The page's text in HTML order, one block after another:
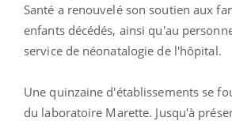
Santé a renouvelé son soutien aux
enfants décédés, ainsi qu'au
service de néonatalogie de l'hôpital.
Une quinzaine d'établissements se
du laboratoire Marette. Jusqu'à